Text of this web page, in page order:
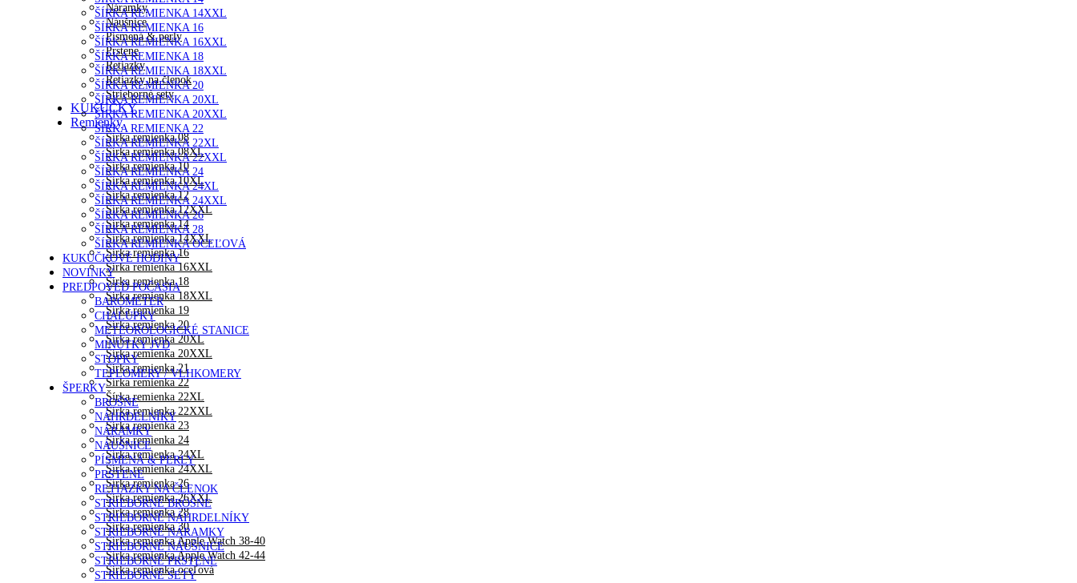
Náramky
Náušnice
Písmená & perly
Prstene
Retiazky
Retiazky na členok
Strieborné sety
KUKUČKY
Remienky
Šírka remienka 08
Šírka remienka 08XL
Šírka remienka 10
Šírka remienka 10XL
Šírka remienka 12
Šírka remienka 12XXL
Šírka remienka 14
Šírka remienka 14XXL
Šírka remienka 16
Šírka remienka 16XXL
Šírka remienka 18
Šírka remienka 18XXL
Šírka remienka 19
Šírka remienka 20
Šírka remienka 20XL
Šírka remienka 20XXL
Šírka remienka 21
Šírka remienka 22
Šírka remienka 22XL
Šírka remienka 22XXL
Šírka remienka 23
Šírka remienka 24
Šírka remienka 24XL
Šírka remienka 24XXL
Šírka remienka 26
Šírka remienka 26XXL
Šírka remienka 28
Šírka remienka 30
Šírka remienka Apple Watch 38-40
Šírka remienka Apple Watch 42-44
Šírka remienka oceľová
ŠÍRKA REMIENKA 14XXL
ŠÍRKA REMIENKA 16
ŠÍRKA REMIENKA 16XXL
ŠÍRKA REMIENKA 18
ŠÍRKA REMIENKA 18XXL
ŠÍRKA REMIENKA 20
ŠÍRKA REMIENKA 20XL
ŠÍRKA REMIENKA 20XXL
ŠÍRKA REMIENKA 22
ŠÍRKA REMIENKA 22XL
ŠÍRKA REMIENKA 22XXL
ŠÍRKA REMIENKA 24
ŠÍRKA REMIENKA 24XL
ŠÍRKA REMIENKA 24XXL
ŠÍRKA REMIENKA 26
ŠÍRKA REMIENKA 28
ŠÍRKA REMIENKA OCEĽOVÁ
KUKUČKOVÉ HODINY
NOVINKY
PREDPOVEĎ POČASIA
BAROMETER
CHALÚPKY
METEOROLOGICKÉ STANICE
MINÚTKY JVD
STOPKY
TEPLOMERY / VLHKOMERY
ŠPERKY
BROŠNE
NÁHRDELNÍKY
NÁRAMKY
NÁUŠNICE
PÍSMENÁ & PERLY
PRSTENE
RETIAZKY NA ČLENOK
STRIEBORNÉ BROŠNE
STRIEBORNÉ NÁHRDELNÍKY
STRIEBORNÉ NÁRAMKY
STRIEBORNÉ NÁUŠNICE
STRIEBORNÉ PRSTENE
STRIEBORNÉ SETY